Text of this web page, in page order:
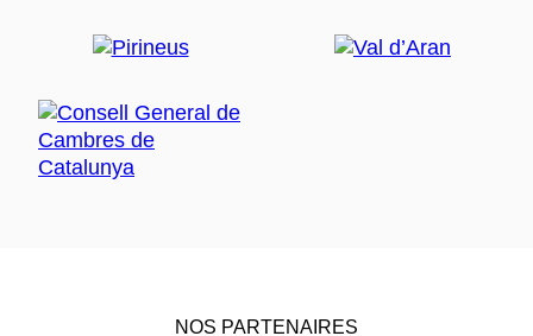
NOS PARTENAIRES